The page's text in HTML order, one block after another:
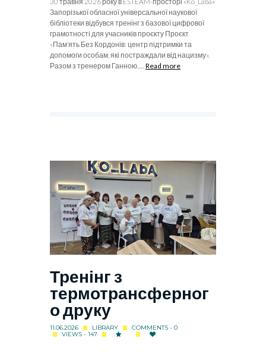
Запорізької обласної універсальної наукової
бібліотеки відбувся тренінг з базової цифрової
грамотності для учасників проєкту Проєкт
«Пам’ять Без Кордонів: центр підтримки та
допомоги особам, які постраждали від нацизму».
Разом з тренером Ганною......Read more
Тренінг з
термотрансферног
о друку
11.06.2026 LIBRARY
COMMENTS - 0
VIEWS - 147